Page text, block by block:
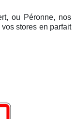
ou Péronne, nos
stores en parfait